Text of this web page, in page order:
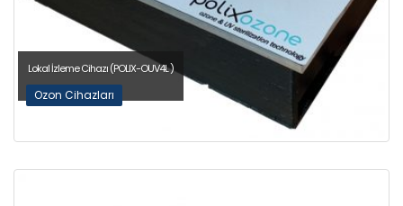
Lokal İzleme Cihazı (POLIX-OUV4L )
Ozon Cihazları